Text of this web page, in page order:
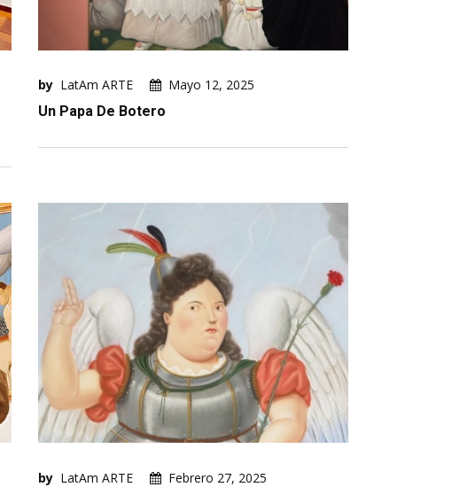
by LatAm ARTE
Mayo 12, 2025
Un Papa De Botero
by LatAm ARTE
Febrero 27, 2025